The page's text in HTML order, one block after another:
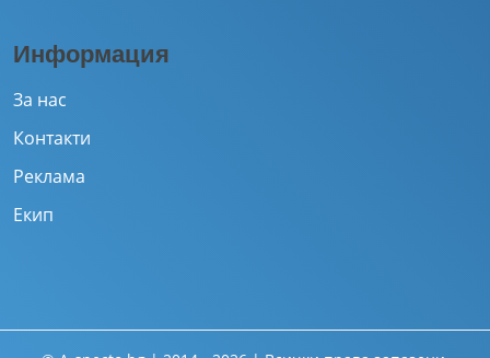
Информация
За нас
Контакти
Реклама
Екип